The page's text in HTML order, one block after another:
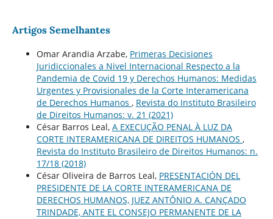
Artigos Semelhantes
Omar Arandia Arzabe, Primeras Decisiones
Juridiccionales a Nivel Internacional Respecto a la
Pandemia de Covid 19 y Derechos Humanos: Medidas
Urgentes y Provisionales de la Corte Interamericana
de Derechos Humanos , Revista do Instituto Brasileiro
de Direitos Humanos: v. 21 (2021)
César Barros Leal, A EXECUÇÃO PENAL À LUZ DA
CORTE INTERAMERICANA DE DIREITOS HUMANOS ,
Revista do Instituto Brasileiro de Direitos Humanos: n.
17/18 (2018)
César Oliveira de Barros Leal, PRESENTACIÓN DEL
PRESIDENTE DE LA CORTE INTERAMERICANA DE
DERECHOS HUMANOS, JUEZ ANTÔNIO A. CANÇADO
TRINDADE, ANTE EL CONSEJO PERMANENTE DE LA